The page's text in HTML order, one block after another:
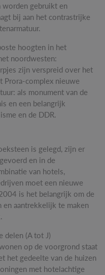
worden gebruikt en
​​bij aan het contrastrijke
hoogten in het
noordwesten:
zijn verspreid over het
Prora-complex nieuwe
als monument van de
en een belangrijk
en de DDR.
is gelegd, zijn er
en in de
van hotels,
moet een nieuwe
is het belangrijk om de
en aantrekkelijk te maken
delen (A tot J)
op de voorgrond staat
het gedeelte van de huizen
met hotelachtige